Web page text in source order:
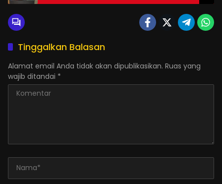
Tinggalkan Balasan
Alamat email Anda tidak akan dipublikasikan. Ruas yang
wajib ditandai *